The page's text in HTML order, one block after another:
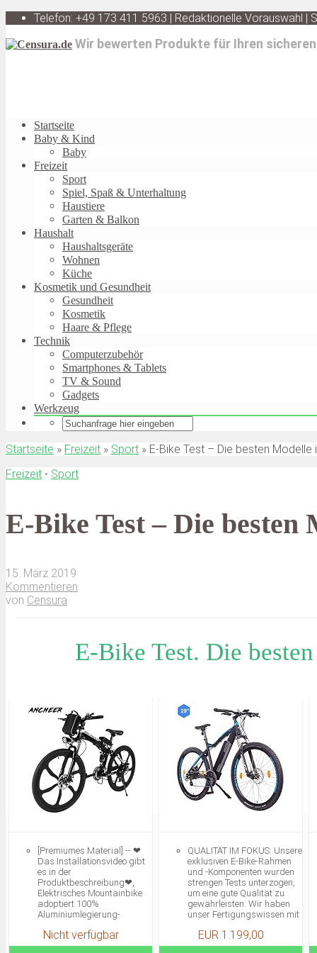
Telefon: +49 173 411 5963 | Redaktionelle Vorauswahl |
Wir bewerten Produkte für Ihren
Startseite
Baby & Kind
Baby
Freizeit
Sport
Spiel, Spaß & Unterhaltung
Haustiere
Garten & Balkon
Haushalt
Haushaltsgeräte
Wohnen
Küche
Kosmetik und Gesundheit
Gesundheit
Kosmetik
Haare & Pflege
Technik
Computerzubehör
Smartphones & Tablets
TV & Sound
Gadgets
Werkzeug
Startseite » Freizeit » Sport » E-Bike Test – Die besten Modelle
Freizeit • Sport
E-Bike Test – Die besten
15. März 2019
Kommentieren
von Censura
E-Bike Test. Die
[Premiumes Material] -- ❤
Das Installationsvideo gibt
es in der
Produktbeschreibung❤,
Elektrisches Mountainbike
adoptiert 100%
Aluminiumlegierung-
Vorderradgabel aus
hochfestem Kohlenstoffstahl
Nicht verfügbar
QUALITÄT IM FOKUS: Unsere
exklusiven E-Bike-Rahmen
und -Komponenten wurden
strengen Tests unterzogen,
um eine gute Qualität zu
gewährleisten. Wir haben
unser Fertigungswissen mit
anderen Top-Radsport-
Markenkomponenten
EUR 1.199,00